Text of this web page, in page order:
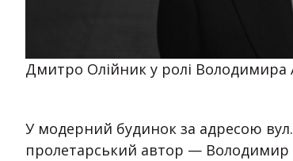
Дмитро Олійник у ролі Володимира
У модерний будинок за адресою
пролетарський автор — Володимир